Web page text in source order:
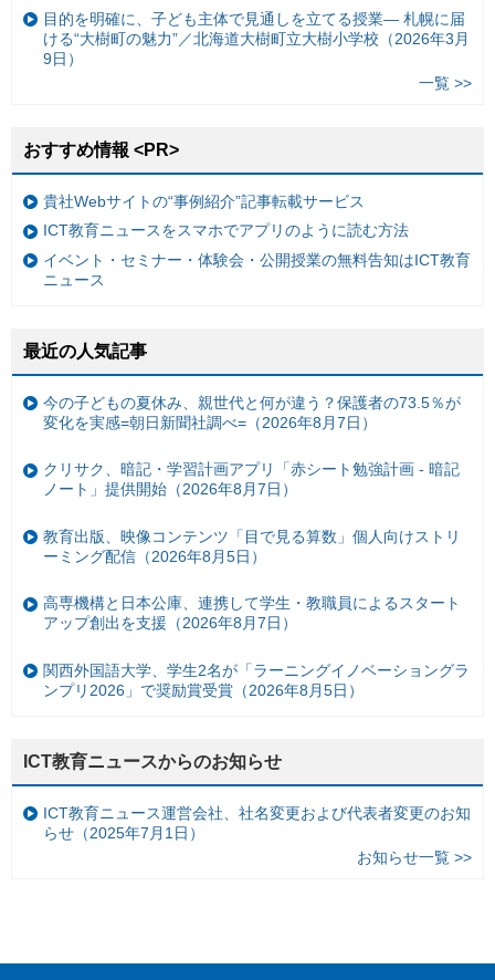
目的を明確に、子ども主体で見通しを立てる授業— 札幌に届
ける“大樹町の魅力”／北海道大樹町立大樹小学校（2026年3月
9日）
一覧 >>
おすすめ情報 <PR>
貴社Webサイトの“事例紹介”記事転載サービス
ICT教育ニュースをスマホでアプリのように読む方法
イベント・セミナー・体験会・公開授業の無料告知はICT教育
ニュース
最近の人気記事
今の子どもの夏休み、親世代と何が違う？保護者の73.5％が
変化を実感=朝日新聞社調べ=（2026年8月7日）
クリサク、暗記・学習計画アプリ「赤シート勉強計画 - 暗記
ノート」提供開始（2026年8月7日）
教育出版、映像コンテンツ「目で見る算数」個人向けストリ
ーミング配信（2026年8月5日）
高専機構と日本公庫、連携して学生・教職員によるスタート
アップ創出を支援（2026年8月7日）
関西外国語大学、学生2名が「ラーニングイノベーショングラ
ンプリ2026」で奨励賞受賞（2026年8月5日）
ICT教育ニュースからのお知らせ
ICT教育ニュース運営会社、社名変更および代表者変更のお知
らせ（2025年7月1日）
お知らせ一覧 >>